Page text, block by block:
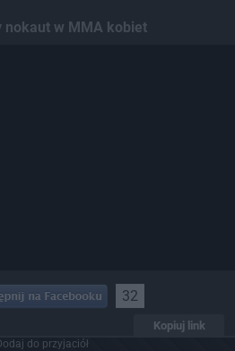
nokaut w MMA kobiet
32
Kopiuj link
do przyjaciół